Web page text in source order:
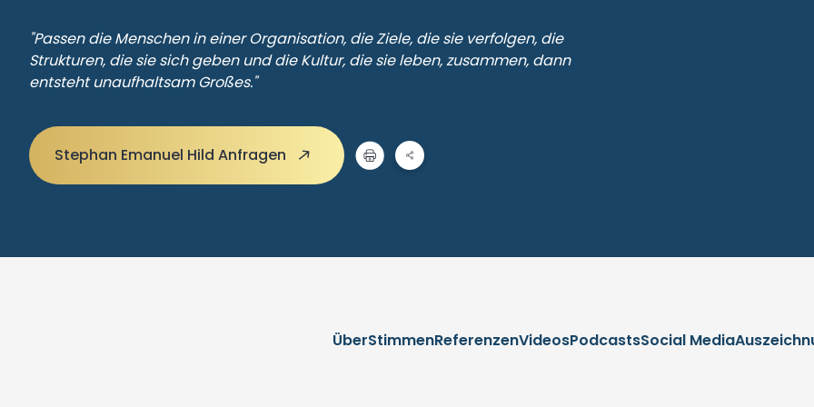
"Passen die Menschen in einer Organisation, die Ziele, die sie verfolgen, die
Strukturen, die sie sich geben und die Kultur, die sie leben, zusammen, dann
entsteht unaufhaltsam Großes."
Stephan Emanuel Hild Anfragen
ÜberStimmenReferenzenVideosPodcastsSocial Media